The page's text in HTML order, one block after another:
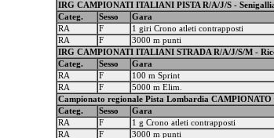
IRG CAMPIONATI ITALIANI PISTA R/A/J/S -
Categ.
Sesso Gara
RA
F 1 giri Crono atleti contrapposti
RA
F 3000 m punti
IRG CAMPIONATI ITALIANI STRADA R/A/J/S/M -
Categ.
Sesso Gara
RA
F 100 m Sprint
RA
F 5000 m Elim.
Campionato regionale Pista Lombardia
Categ.
Sesso Gara
RA
F 1 g Crono atleti contrapposti
RA
F 3000 m punti